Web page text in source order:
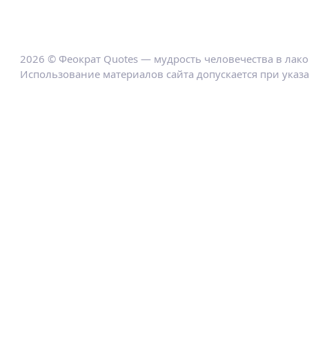
2026 © Феократ Quotes — мудрость человечества в
Использование материалов сайта допускается при